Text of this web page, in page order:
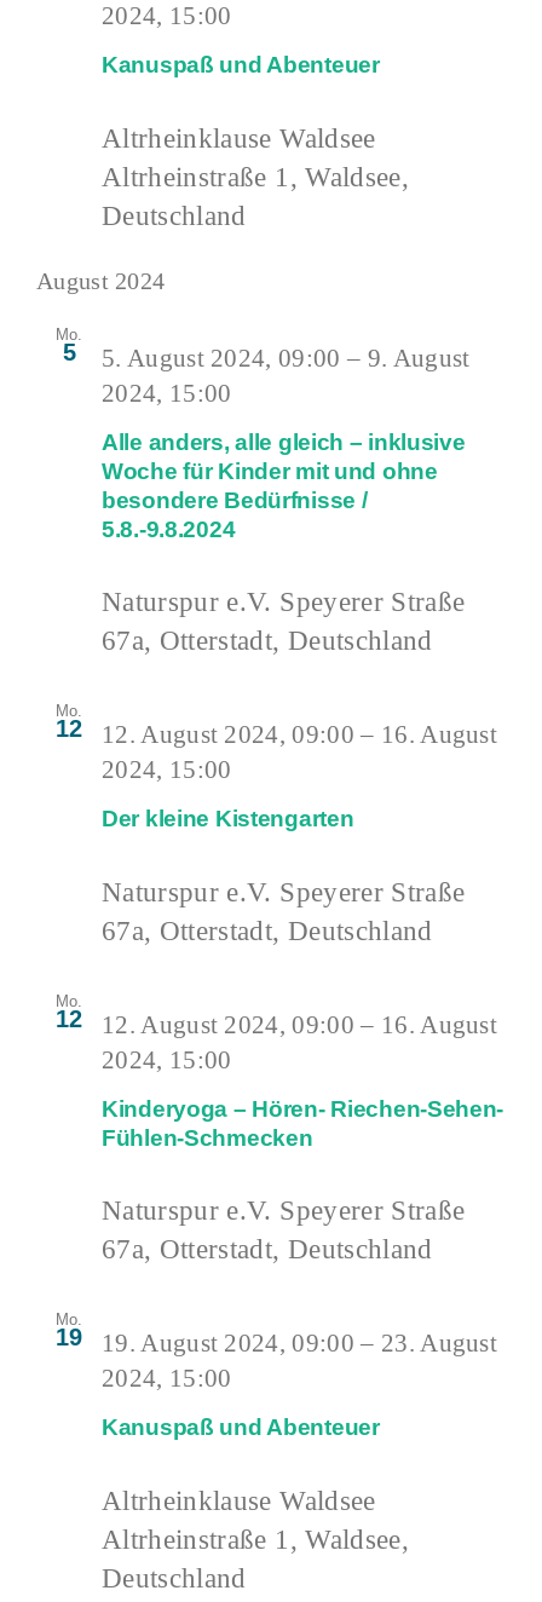
Kanuspaß und Abenteuer
2024, 15:00
Altrheinklause Waldsee
Altrheinstraße 1, Waldsee,
Deutschland
August 2024
Mo.
5
Alle anders, alle gleich – inklusive
Woche für Kinder mit und ohne
besondere Bedürfnisse /
5.8.-9.8.2024
5. August 2024, 09:00 – 9. August
2024, 15:00
Naturspur e.V. Speyerer Straße
67a, Otterstadt, Deutschland
Mo.
12
Der kleine Kistengarten
12. August 2024, 09:00 – 16. August
2024, 15:00
Naturspur e.V. Speyerer Straße
67a, Otterstadt, Deutschland
Mo.
12
Kinderyoga – Hören- Riechen-Sehen-
Fühlen-Schmecken
12. August 2024, 09:00 – 16. August
2024, 15:00
Naturspur e.V. Speyerer Straße
67a, Otterstadt, Deutschland
Mo.
19
Kanuspaß und Abenteuer
19. August 2024, 09:00 – 23. August
2024, 15:00
Altrheinklause Waldsee
Altrheinstraße 1, Waldsee,
Deutschland